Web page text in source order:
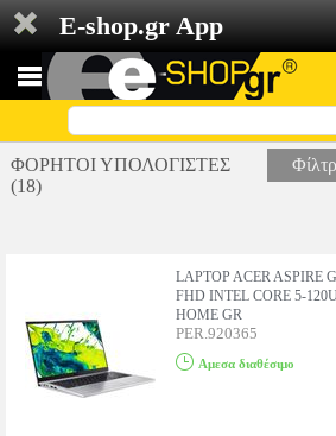
E-shop.gr App
ΦΟΡΗΤΟΙ ΥΠΟΛΟΓΙΣΤΕΣ
(18)
LAPTOP ACER ASPIRE
FHD INTEL CORE 5-
HOME GR
PER.920365
Αμεσα διαθέσιμο